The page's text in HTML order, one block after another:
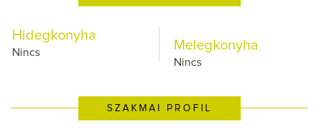
Hidegkonyha
Nincs Melegkonyha
Nincs
SZAKMAI PROFIL